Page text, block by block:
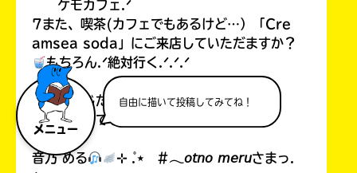
メニュー
自由に描いて投稿してみてね！
ケモカフェ.ᐟ
7また、喫茶(カフェでもあるけど…）「Cre
amsea soda」にご来店していただますか？
もちろん.ᐟ絶対行く.ᐟ.ᐟ.ᐟ
こんな感じだよっ.ᐟ
お返事待ってるよぉ.ᐟ.ᐟ.ᐟ
音乃 める
⊹ ̊.⋆ #𓂃𝘰𝘵𝘯𝘰 𝘮𝘦𝘳𝘶さまっ.